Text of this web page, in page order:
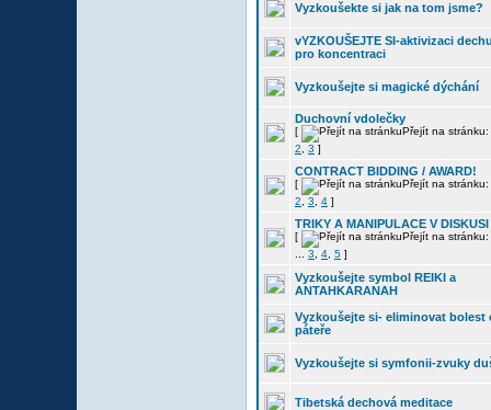
Vyzkoušekte si jak na tom jsme?
vYZKOUŠEJTE SI-aktivizaci
pro koncentraci
Vyzkoušejte si magické dýchání
Duchovní vdolečky
[
Přejít na stránku:
2
3 ]
CONTRACT BIDDING / AWARD!
[
Přejít na stránku:
2
3 4 ]
TRIKY A MANIPULACE V DISKUSI
[
Přejít na stránku:
3 4 5 ]
Vyzkoušejte symbol REIKI a
ANTAHKARANAH
Vyzkoušejte si- eliminovat bolest
páteře
Vyzkoušejte si symfonii-zvuky
Tibetská dechová meditace